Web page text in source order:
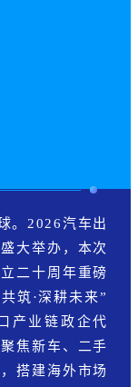
。2026汽车出
大举办，本次
二十周年重磅
筑·深耕未来”
产业链政企代
焦新车、二手
搭建海外市场